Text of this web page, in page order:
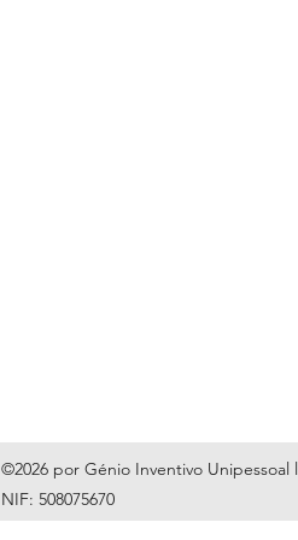
©2026 por Génio Inventivo Unipessoal
NIF: 508075670